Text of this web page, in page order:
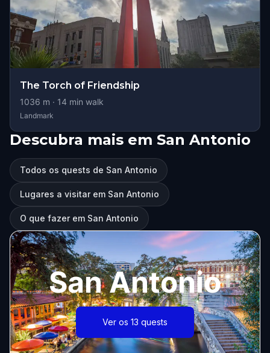
The Torch of Friendship
1036 m · 14 min walk
Landmark
Descubra mais em San Antonio
Todos os quests de San Antonio
Lugares a visitar em San Antonio
O que fazer em San Antonio
San Antonio
Ver os 13 quests